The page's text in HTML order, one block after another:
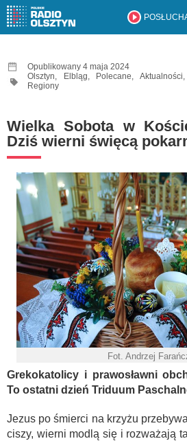
Opublikowany 4 maja 2024
Olsztyn, Elbląg, Polecane,Aktualności,
Regiony
Wielka Sobota w
Dziś wierni święcą
Fot. Andrzej
Grekokatolicy i prawosławni
To ostatni dzień Triduum
Jezus po śmierci na krzyżu
ciszy, wierni modlą się i rozważają